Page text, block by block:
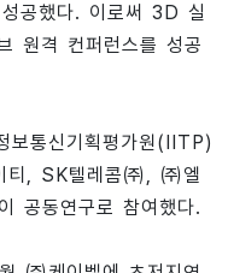
공했다. 이로써 3D 실
원격 컨퍼런스를 성공
보통신기획평가원(IITP)
티, SK텔레콤㈜, ㈜엘
공동연구로 참여했다.